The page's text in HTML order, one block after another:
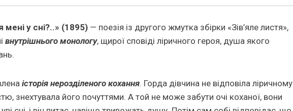
у сні?..» (1895) — поезія із другого жмутка збірки «Зів’яле листя»,
внутрішнього монологу, щирої сповіді ліричного героя, душа якого
історія нерозділеного кохання. Горда дівчина не відповіла ліричному
знехтувала його почуттями. А той не може забути очі коханої, вони